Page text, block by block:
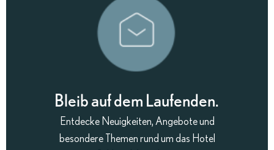
Bleib auf dem Laufenden.
Entdecke Neuigkeiten, Angebote und
besondere Themen rund um das Hotel